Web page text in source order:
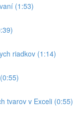
(1:53)
riadkov (1:14)
tvarov v Exceli (0:55)